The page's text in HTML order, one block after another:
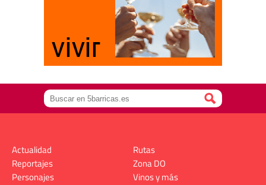
Actualidad
Reportajes
Personajes
Rutas
Zona DO
Vinos y más